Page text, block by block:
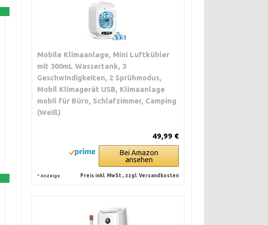
Mobile Klimaanlage, Mini Luftkühler
mit 300mL Wassertank, 3
Geschwindigkeiten, 2 Sprühmodus,
Mobil Klimagerät USB, Klimaanlage
mobil für Büro, Schlafzimmer, Camping
(Weiß)
49,99 €
Bei Amazon
ansehen
* Anzeige Preis inkl. MwSt., zzgl. Versandkosten